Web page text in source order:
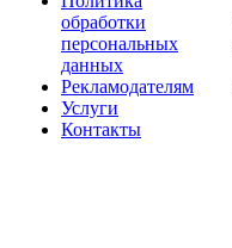
обработки
персональных
данных
Рекламодателям
Услуги
Контакты